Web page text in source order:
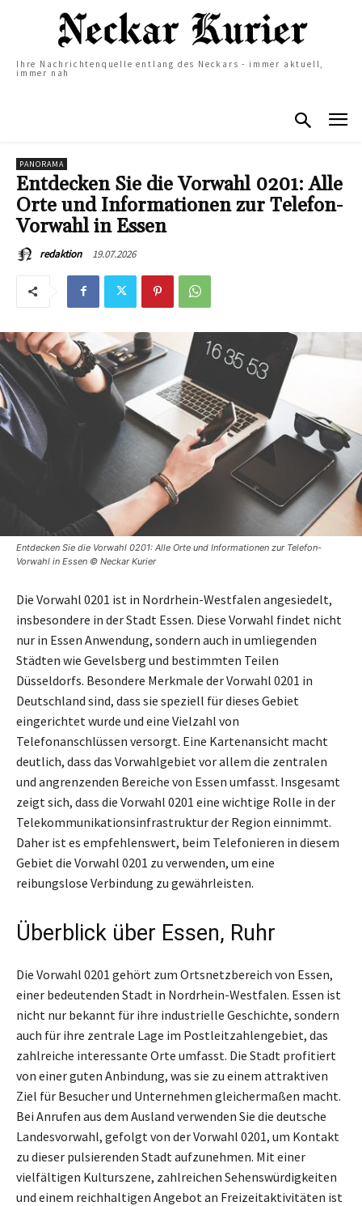
Ihre Nachrichtenquelle entlang des Neckars - immer aktuell,
immer nah
PANORAMA
Entdecken Sie die Vorwahl 0201: Alle
Orte und Informationen zur Telefon-
Vorwahl in Essen
redaktion 19.07.2026
Entdecken Sie die Vorwahl 0201: Alle Orte und Informationen zur Telefon-
Vorwahl in Essen © Neckar Kurier
Die Vorwahl 0201 ist in Nordrhein-Westfalen angesiedelt,
insbesondere in der Stadt Essen. Diese Vorwahl findet nicht
nur in Essen Anwendung, sondern auch in umliegenden
Städten wie Gevelsberg und bestimmten Teilen
Düsseldorfs. Besondere Merkmale der Vorwahl 0201 in
Deutschland sind, dass sie speziell für dieses Gebiet
eingerichtet wurde und eine Vielzahl von
Telefonanschlüssen versorgt. Eine Kartenansicht macht
deutlich, dass das Vorwahlgebiet vor allem die zentralen
und angrenzenden Bereiche von Essen umfasst. Insgesamt
zeigt sich, dass die Vorwahl 0201 eine wichtige Rolle in der
Telekommunikationsinfrastruktur der Region einnimmt.
Daher ist es empfehlenswert, beim Telefonieren in diesem
Gebiet die Vorwahl 0201 zu verwenden, um eine
reibungslose Verbindung zu gewährleisten.
Überblick über Essen, Ruhr
Die Vorwahl 0201 gehört zum Ortsnetzbereich von Essen,
einer bedeutenden Stadt in Nordrhein-Westfalen. Essen ist
nicht nur bekannt für ihre industrielle Geschichte, sondern
auch für ihre zentrale Lage im Postleitzahlengebiet, das
zahlreiche interessante Orte umfasst. Die Stadt profitiert
von einer guten Anbindung, was sie zu einem attraktiven
Ziel für Besucher und Unternehmen gleichermaßen macht.
Bei Anrufen aus dem Ausland verwenden Sie die deutsche
Landesvorwahl, gefolgt von der Vorwahl 0201, um Kontakt
zu dieser pulsierenden Stadt aufzunehmen. Mit einer
vielfältigen Kulturszene, zahlreichen Sehenswürdigkeiten
und einem reichhaltigen Angebot an Freizeitaktivitäten ist